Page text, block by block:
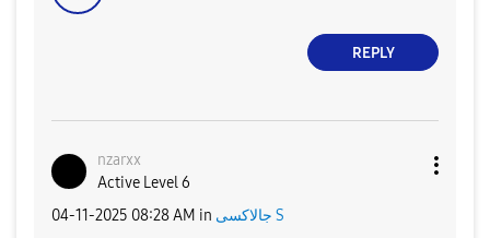
REPLY
nzarxx
Active Level 6
‎04-11-2025 08:28 AM in جالاكسى S